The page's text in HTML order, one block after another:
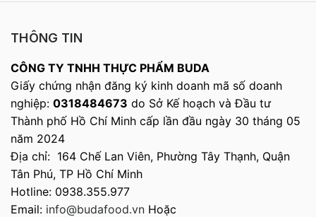
THÔNG TIN
CÔNG TY TNHH THỰC PHẨM BUDA
Giấy chứng nhận đăng ký kinh doanh mã số doanh
nghiệp: 0318484673 do Sở Kế hoạch và Đầu tư
Thành phố Hồ Chí Minh cấp lần đầu ngày 30 tháng 05
năm 2024
Địa chỉ: 164 Chế Lan Viên, Phường Tây Thạnh, Quận
Tân Phú, TP Hồ Chí Minh
Hotline: 0938.355.977
Email: info@budafood.vn Hoặc